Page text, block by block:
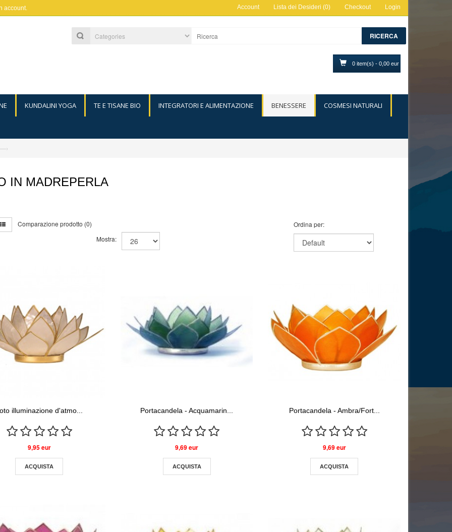
account. Account Lista dei Desideri (0) Checkout Login
RICERCA
0 item(s) - 0,00 eur
KUNDALINI YOGA TE E TISANE BIO INTEGRATORI E ALIMENTAZIONE BENESSERE COSMESI NATURALI
—›
IN MADREPERLA
Comparazione prodotto (0)
Ordina per:
Mostra:
illuminazione d'atmo...
9,95 eur
ACQUISTA
Portacandela - Acquamarin...
9,69 eur
ACQUISTA
Portacandela - Ambra/Fort...
9,69 eur
ACQUISTA